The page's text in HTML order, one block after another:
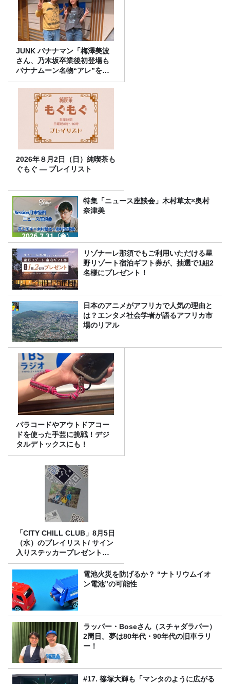
JUNK バナナマン「梅澤美波
さん、乃木坂卒業後初登場も
バナナムーン名物“アレ”を喰
らう」
2026年８月2日（日）純喫茶も
ぐもぐ ― プレイリスト
特集「ニュース座談会」木村草太×奥村
奈津美
リゾナーレ那須でもご利用いただける星
野リゾート宿泊ギフト券が、抽選で1組2
名様にプレゼント！
日本のアニメがアフリカで人気の理由と
は？エンタメ社会学者が語るアフリカ市
場のリアル
パラコードやアウトドアコー
ドを使った手芸に挑戦！デジ
タルデトックスにも！
「CITY CHILL CLUB」8月5日
（水）のプレイリスト/ サイン
入りステッカープレゼント有
り
電池火災を防げるか？ “ナトリウムイオ
ン電池”の可能性
ラッパー・Boseさん（スチャダラパー）
2周目。夢は80年代・90年代の旧車ラリ
ー！
#17. 篠塚大輝も「マンタのように広がる